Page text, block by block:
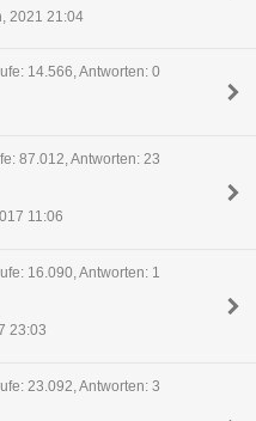
2021 21:04
14.566, Antworten: 0
87.012, Antworten: 23
11:06
16.090, Antworten: 1
23:03
23.092, Antworten: 3